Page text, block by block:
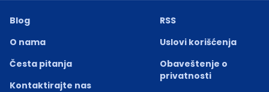
Blog
O nama
Česta pitanja
Kontaktirajte nas
RSS
Uslovi korišćenja
Obaveštenje o
privatnosti